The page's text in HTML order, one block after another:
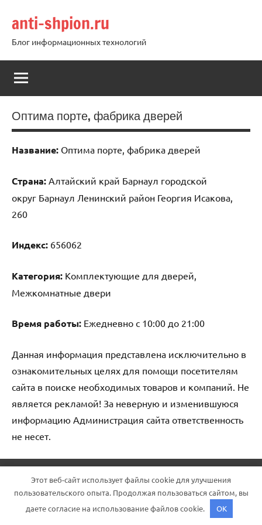
содержимому
anti-shpion.ru
Блог информационных технологий
Оптима порте, фабрика дверей
Название: Оптима порте, фабрика дверей
Страна: Алтайский край Барнаул городской
округ Барнаул Ленинский район Георгия Исакова,
260
Индекс: 656062
Категория: Комплектующие для дверей,
Межкомнатные двери
Время работы: Ежедневно с 10:00 до 21:00
Данная информация представлена исключительно в
ознакомительных целях для помощи посетителям
сайта в поиске необходимых товаров и компаний. Не
является рекламой! За неверную и изменившуюся
информацию Администрация сайта ответственность
не несет.
Этот веб-сайт использует файлы cookie для улучшения
пользовательского опыта. Продолжая пользоваться сайтом, вы
даете согласие на использование файлов cookie.
OK